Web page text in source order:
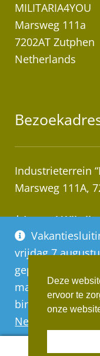
vrijdag 7
geplaatst
maandag 10
binnenkomst
Negeren
MILITARIA4YOU
Marsweg 111a
7202AT Zutphen
Netherlands
Industrieterrein
Marsweg 111A,
* Let op! Wij
Afhalen van
Deze
ervoor te
onze